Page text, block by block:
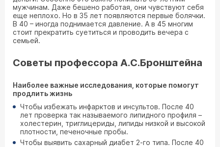
мужчинам. Даже бешено работая, они чувствуют себя
еще неплохо. Но в 35 лет появляются первые болячки.
В 40 – иногда поднимается давление. А в 45 многим
стоит прекратить суетиться и проводить вечера с
семьей.
Советы профессора А.С.Бронштейна
Наиболее важные исследования, которые помогут
продлить жизнь
Чтобы избежать инфарктов и инсультов. После 40
лет проверка так называемого липидного профиля –
холестерин, триглицериды, липиды низкой и высокой
плотности, печеночные пробы.
Чтобы выявить сахарный диабет 2-го типа. После 40